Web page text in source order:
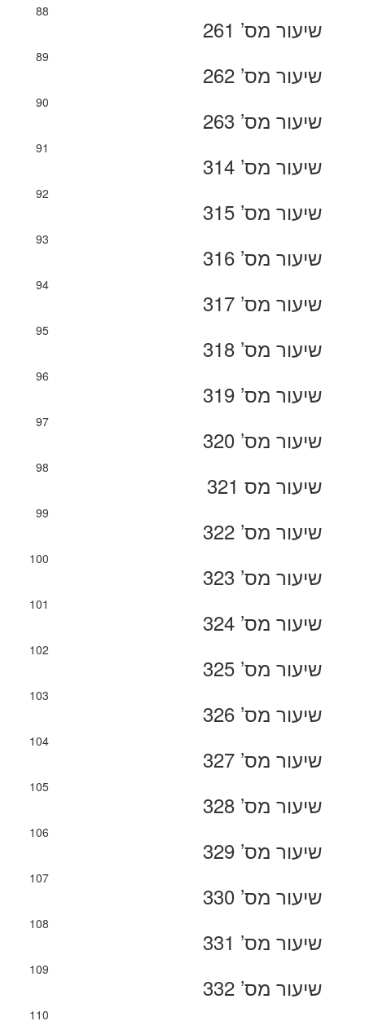
88
שיעור מס’ 261
89
שיעור מס’ 262
90
שיעור מס’ 263
91
שיעור מס’ 314
92
שיעור מס’ 315
93
שיעור מס’ 316
94
שיעור מס’ 317
95
שיעור מס’ 318
96
שיעור מס’ 319
97
שיעור מס’ 320
98
שיעור מס 321
99
שיעור מס’ 322
100
שיעור מס’ 323
101
שיעור מס’ 324
102
שיעור מס’ 325
103
שיעור מס’ 326
104
שיעור מס’ 327
105
שיעור מס’ 328
106
שיעור מס’ 329
107
שיעור מס’ 330
108
שיעור מס’ 331
109
שיעור מס’ 332
110